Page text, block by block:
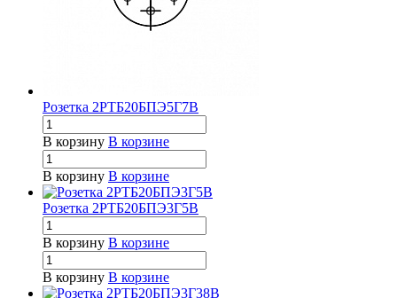
Розетка 2РТБ20БПЭ5Г7В
В корзину В корзине
В корзину В корзине
Розетка 2РТБ20БПЭ3Г5В
В корзину В корзине
В корзину В корзине